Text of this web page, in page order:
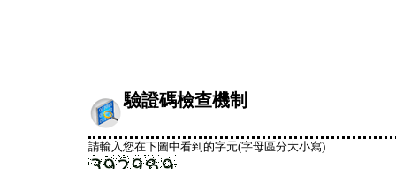
驗證碼檢查機制
請輸入您在下圖中看到的字元(字母區分大小寫)